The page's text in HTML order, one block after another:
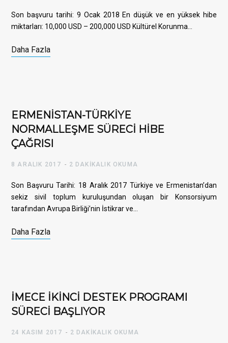
Son başvuru tarihi: 9 Ocak 2018 En düşük ve en yüksek hibe
miktarları: 10,000 USD – 200,000 USD Kültürel Korunma…
Daha Fazla
ERMENİSTAN-TÜRKİYE
NORMALLEŞME SÜRECİ HİBE
ÇAĞRISI
8 ARALIK 2017 2 DAKIKALIK OKUMA
Son Başvuru Tarihi: 18 Aralık 2017 Türkiye ve Ermenistan’dan
sekiz sivil toplum kuruluşundan oluşan bir Konsorsiyum
tarafından Avrupa Birliği’nin İstikrar ve…
Daha Fazla
İMECE İKİNCİ DESTEK PROGRAMI
SÜRECİ BAŞLIYOR
24 KASIM 2017 2 DAKIKALIK OKUMA